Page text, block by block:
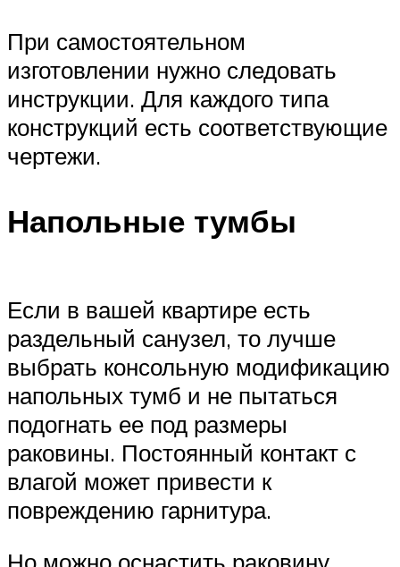
При самостоятельном
изготовлении нужно следовать
инструкции. Для каждого типа
конструкций есть соответствующие
чертежи.
Напольные тумбы
Если в вашей квартире есть
раздельный санузел, то лучше
выбрать консольную модификацию
напольных тумб и не пытаться
подогнать ее под размеры
раковины. Постоянный контакт с
влагой может привести к
повреждению гарнитура.